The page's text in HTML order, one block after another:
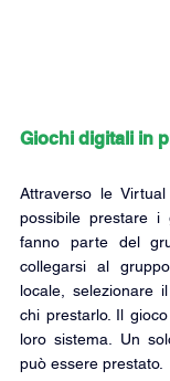
Giochi digitali in
Attraverso le
possibile prestare i
fanno parte del
collegarsi al
locale, selezionare
chi prestarlo. Il
loro sistema. Un
può essere prestato.